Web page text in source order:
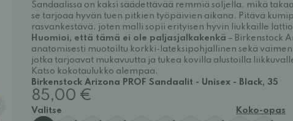
Sandaalissa on kaksi säädettävää remmiä soljella, mikä
se tarjoaa hyvän tuen pitkien työpäivien aikana. Pitävä
rasvankestävä, joten malli sopii erityisen hyvin liukkaille
Huomioi, että tämä ei ole paljasjalkakenkä – Birkenstock
anatomisesti muotoiltu korkki-lateksipohjallinen sekä
jotka tarjoavat mukavuutta ja tukea kovilla alustoilla
Katso kokotaulukko alempaa.
Birkenstock Arizona PROF Sandaalit - Unisex - Black, 35
85,00 €
Valitse Koko-opas